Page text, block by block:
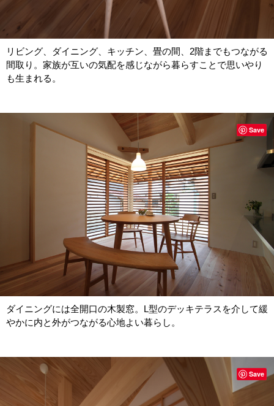
リビング、ダイニング、キッチン、畳の間、2階までもつながる
間取り。家族が互いの気配を感じながら暮らすことで思いやり
も生まれる。
ダイニングには全開口の木製窓。L型のデッキテラスを介して緩
やかに内と外がつながる心地よい暮らし。
Save
Save